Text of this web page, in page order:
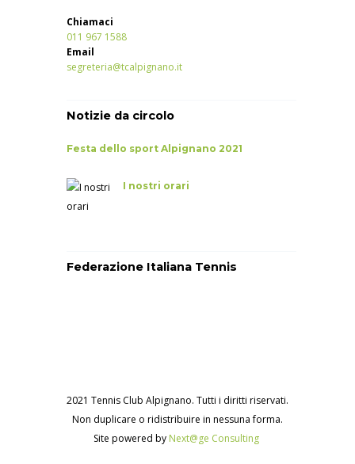
Chiamaci
011 967 1588
Email
segreteria@tcalpignano.it
Notizie da circolo
Festa dello sport Alpignano 2021
I nostri orari
Federazione Italiana Tennis
2021 Tennis Club Alpignano. Tutti i diritti riservati.
Non duplicare o ridistribuire in nessuna forma.
Site powered by Next@ge Consulting